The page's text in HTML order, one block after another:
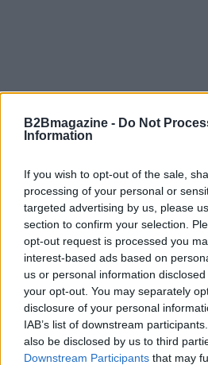
B2Bmagazine - Do Not
Information
If you wish to opt-out of the sale,
processing of your personal or
targeted advertising by us, please
section to confirm your selection.
opt-out request is processed you
interest-based ads based on
us or personal information
your opt-out. You may separately
disclosure of your personal
IAB’s list of downstream
also be disclosed by us to third
Downstream Participants that may
Inoltre, l’offerta comprende
palestra attrezzata con orario
navetta. Questi elementi
chi partecipa aiMEAT ,
conciliare incontri di lavoro,
momenti di relazione fuori
intendono a persona, al
persone presenti in camera) e
ad esaurimento disponibilità.